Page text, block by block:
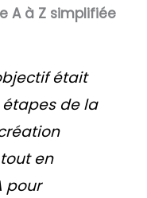
A à Z simplifiée
était
de la
en
pour